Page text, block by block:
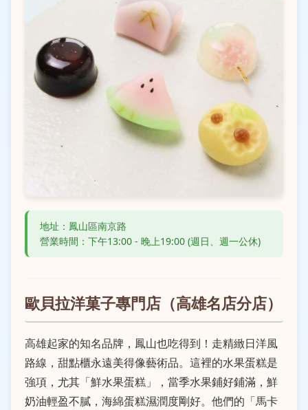
地址：鳳山區南京路
營業時間：下午13:00 - 晚上19:00 (週日、週一公休)
歐貝拉洋菓子專門店（高雄名店分店）
高雄起家的知名品牌，鳳山也吃得到！走精緻日洋風
路線，甜點櫃永遠美得像藝術品。這裡的水果蛋糕是
強項，尤其「鮮水果蛋糕」，當季水果鋪好鋪滿，鮮
奶油輕盈不膩，海綿蛋糕濕潤度剛好。他們的「馬卡